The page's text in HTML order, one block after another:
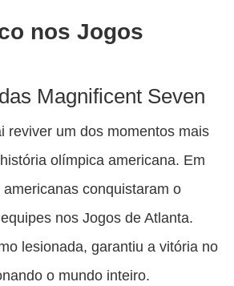
nos Jogos
Magnificent Seven
reviver um dos momentos mais
olímpica americana. Em
conquistaram o
nos Jogos de Atlanta.
lesionada, garantiu a vitória no
o mundo inteiro.